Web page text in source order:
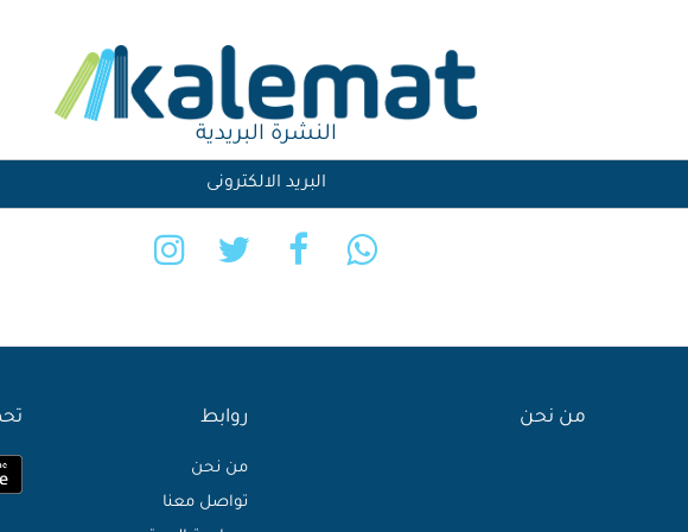
النشرة البريدية
من نحن روابط
من نحن
تواصل معنا